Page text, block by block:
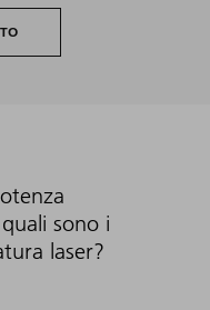
sono i
laser?